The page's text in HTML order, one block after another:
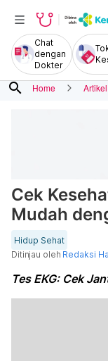
Chat
dengan
Dokter
search Home Artikel
Cek
Mudah
Hidup Sehat
Ditinjau oleh Redaksi
Tes EKG: Cek